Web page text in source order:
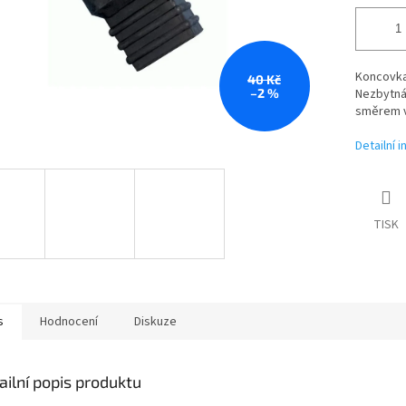
40 Kč
–2 %
směrem
Detailní
TISK
Hodnocení Diskuze
popis produktu